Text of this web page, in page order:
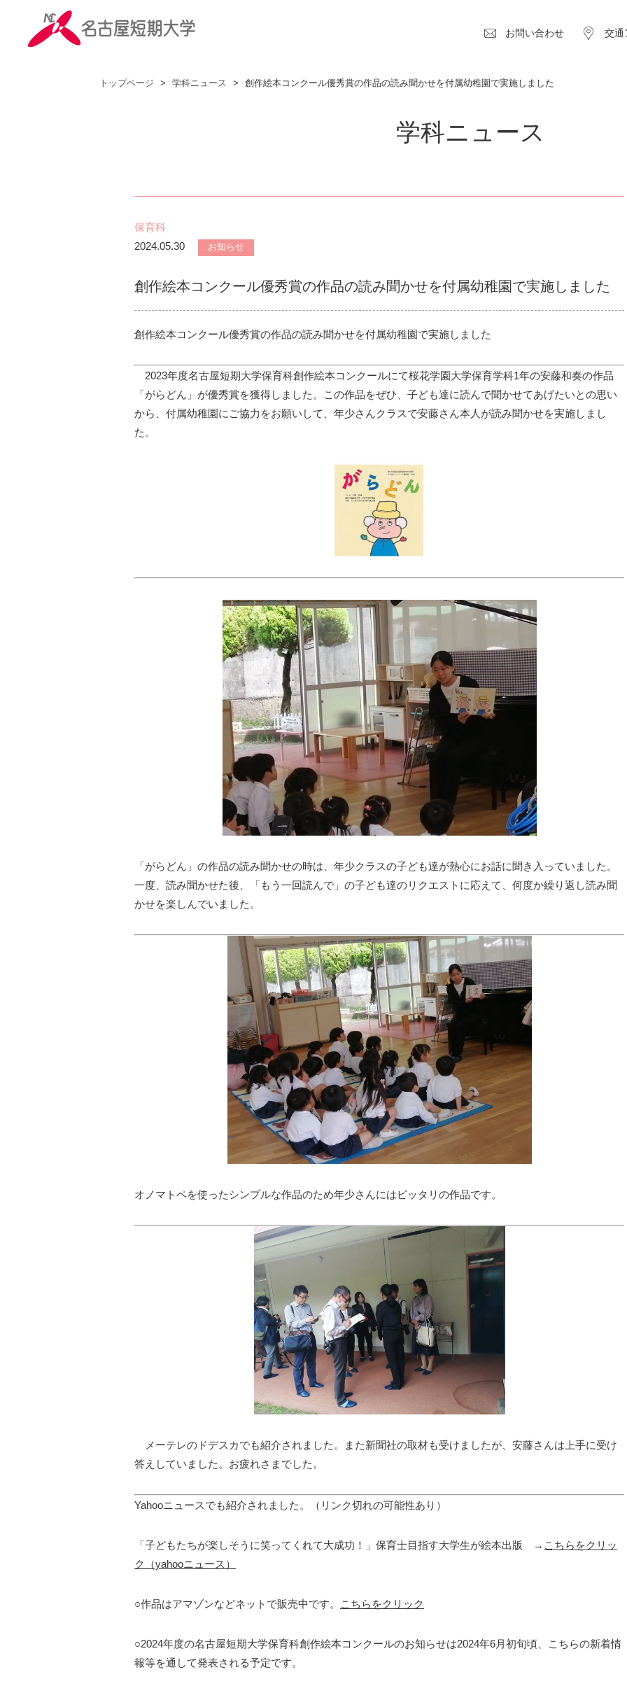
お問い合わせ 交通
トップページ > 学科ニュース > 創作絵本コンクール優秀賞の作品の読み聞かせを付属幼稚園で実施しました
学科ニュース
保育科
2024.05.30
お知らせ
創作絵本コンクール優秀賞の作品の読み聞かせを付属幼稚園で実施しました
創作絵本コンクール優秀賞の作品の読み聞かせを付属幼稚園で実施しました
2023年度名古屋短期大学保育科創作絵本コンクールにて桜花学園大学保育学科1年の安藤和奏の作品
「がらどん」が優秀賞を獲得しました。この作品をぜひ、子ども達に読んで聞かせてあげたいとの思い
から、付属幼稚園にご協力をお願いして、年少さんクラスで安藤さん本人が読み聞かせを実施しまし
た。
「がらどん」の作品の読み聞かせの時は、年少クラスの子ども達が熱心にお話に聞き入っていました。
一度、読み聞かせた後、「もう一回読んで」の子ども達のリクエストに応えて、何度か繰り返し読み聞
かせを楽しんでいました。
オノマトペを使ったシンプルな作品のため年少さんにはピッタリの作品です。
メーテレのドデスカでも紹介されました。また新聞社の取材も受けましたが、安藤さんは上手に受け
答えしていました。お疲れさまでした。
Yahooニュースでも紹介されました。（リンク切れの可能性あり）
「子どもたちが楽しそうに笑ってくれて大成功！」保育士目指す大学生が絵本出版 → こちらをクリッ
ク（yahooニュース）
○作品はアマゾンなどネットで販売中です。 こちらをクリック
○2024年度の名古屋短期大学保育科創作絵本コンクールのお知らせは2024年6月初旬頃、こちらの新着情
報等を通して発表される予定です。